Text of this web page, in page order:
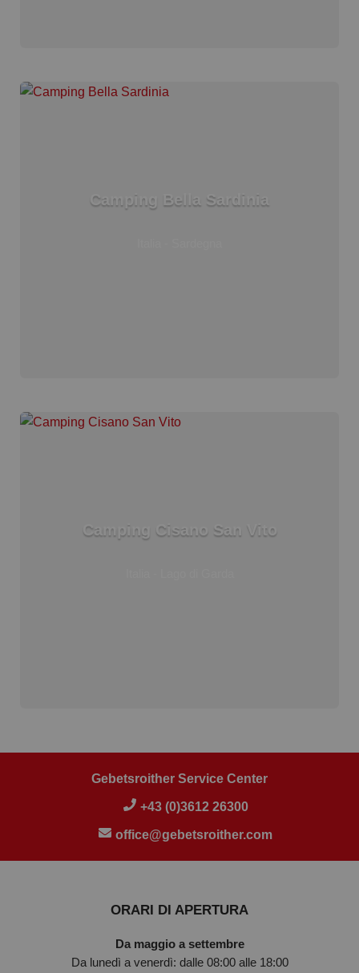
Camping Bella Sardinia
Camping Cisano San Vito
Gebetsroither Service Center
+43 (0)3612 26300
office@gebetsroither.com
ORARI DI APERTURA
Da maggio a settembre
Da lunedì a venerdì: dalle 08:00 alle 18:00